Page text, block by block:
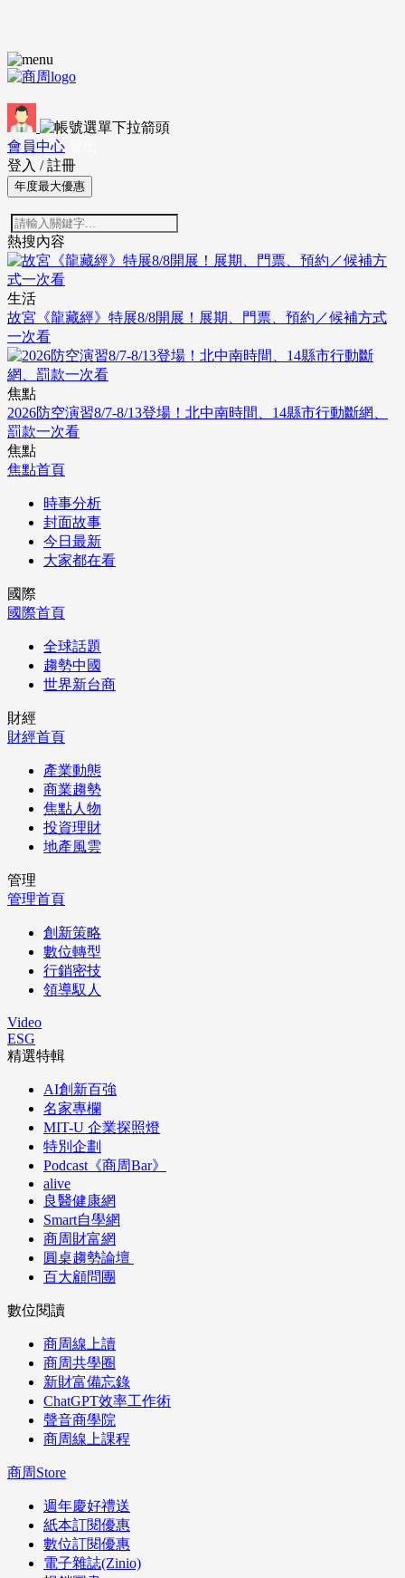
會員中心
登入 / 註冊
年度最大優惠
熱搜內容
生活
故宮《龍藏經》特展8/8開展！展期、門票、預約／候補方式
一次看
焦點
2026防空演習8/7-8/13登場！北中南時間、14縣市行動斷網、
罰款一次看
焦點
焦點首頁
時事分析
封面故事
今日最新
大家都在看
國際
國際首頁
全球話題
趨勢中國
世界新台商
財經
財經首頁
產業動態
商業趨勢
焦點人物
投資理財
地產風雲
管理
管理首頁
創新策略
數位轉型
行銷密技
領導馭人
Video
ESG
精選特輯
AI創新百強
名家專欄
MIT-U 企業探照燈
特別企劃
Podcast《商周Bar》
alive
良醫健康網
Smart自學網
商周財富網
圓桌趨勢論壇
百大顧問團
數位閱讀
商周線上讀
商周共學圈
新財富備忘錄
ChatGPT效率工作術
聲音商學院
商周線上課程
商周Store
週年慶好禮送
紙本訂閱優惠
數位訂閱優惠
電子雜誌(Zinio)